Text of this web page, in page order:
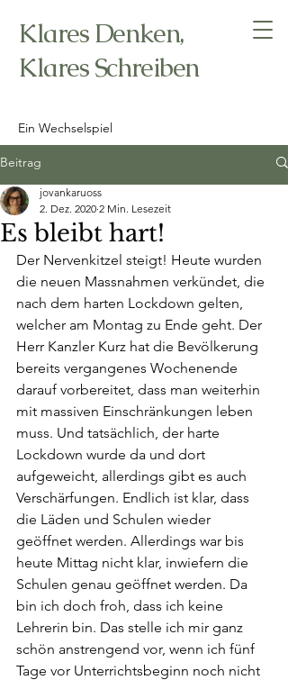
Klares Denken,
Klares Schreiben
Ein Wechselspiel
Beitrag
Es bleibt hart!
jovankaruoss
2. Dez. 2020 2 Min. Lesezeit
Der Nervenkitzel steigt! Heute wurden
die neuen Massnahmen verkündet, die
nach dem harten Lockdown gelten,
welcher am Montag zu Ende geht. Der
Herr Kanzler Kurz hat die Bevölkerung
bereits vergangenes Wochenende
darauf vorbereitet, dass man weiterhin
mit massiven Einschränkungen leben
muss. Und tatsächlich, der harte
Lockdown wurde da und dort
aufgeweicht, allerdings gibt es auch
Verschärfungen. Endlich ist klar, dass
die Läden und Schulen wieder
geöffnet werden. Allerdings war bis
heute Mittag nicht klar, inwiefern die
Schulen genau geöffnet werden. Da
bin ich doch froh, dass ich keine
Lehrerin bin. Das stelle ich mir ganz
schön anstrengend vor, wenn ich fünf
Tage vor Unterrichtsbeginn noch nicht